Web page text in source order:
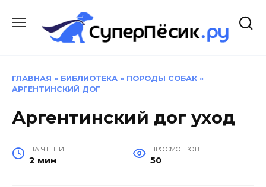
содержанию
ГЛАВНАЯ » БИБЛИОТЕКА » ПОРОДЫ СОБАК »
АРГЕНТИНСКИЙ ДОГ
Аргентинский дог уход
НА ЧТЕНИЕ
2 мин
ПРОСМОТРОВ
50